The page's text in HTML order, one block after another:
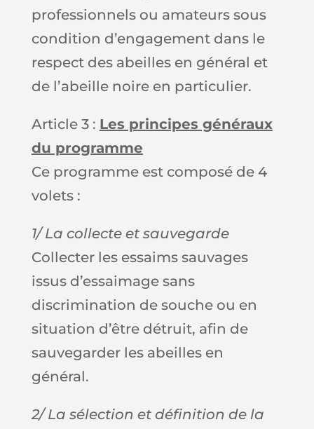
professionnels ou amateurs sous
condition d’engagement dans le
respect des abeilles en général et
de l’abeille noire en particulier.
Article 3 : Les principes généraux
du programme
Ce programme est composé de 4
volets :
1/ La collecte et sauvegarde
Collecter les essaims sauvages
issus d’essaimage sans
discrimination de souche ou en
situation d’être détruit, afin de
sauvegarder les abeilles en
général.
2/ La sélection et définition de la